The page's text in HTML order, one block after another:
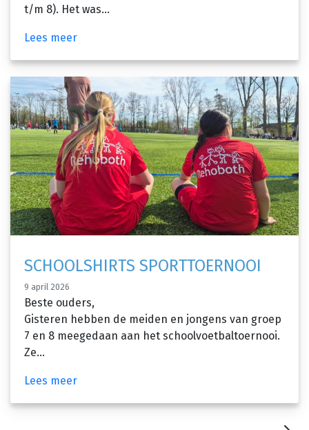
t/m 8). Het was...
Lees meer
SCHOOLSHIRTS SPORTTOERNOOI
9 april 2026
Beste ouders,
Gisteren hebben de meiden en jongens van groep
7 en 8 meegedaan aan het schoolvoetbaltoernooi.
Ze...
Lees meer